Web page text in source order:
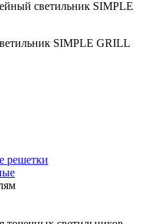
SIMPLE GRILL
решетки